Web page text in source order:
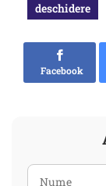
deschidere
Facebook